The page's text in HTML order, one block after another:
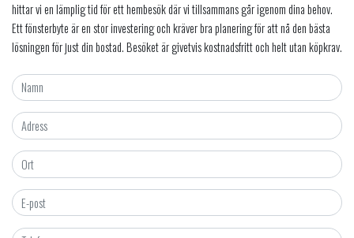
hittar vi en lämplig tid för ett hembesök där vi tillsammans går igenom dina behov.
Ett fönsterbyte är en stor investering och kräver bra planering för att nå den bästa
lösningen för just din bostad. Besöket är givetvis kostnadsfritt och helt utan köpkrav.